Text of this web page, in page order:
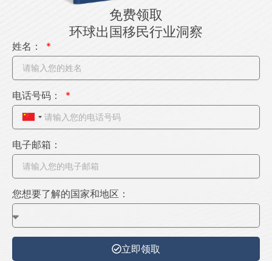
免费领取
环球出国移民行业洞察
姓名：
电话号码：
C
n
a
+
8
电子邮箱：
您想要了解的国家和地区：
立即领取